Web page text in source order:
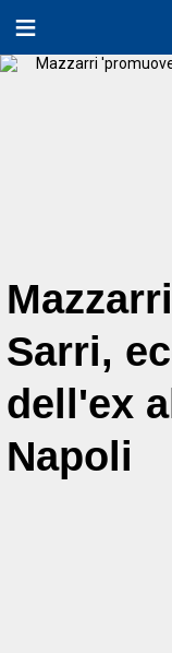
Sarri,
dell'ex
Napoli